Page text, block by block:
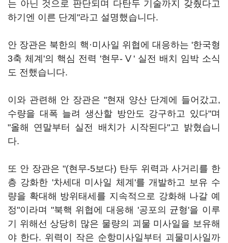
는 아닌 것으로 판단되며 다탄두 기술까지 갖췄다고
하기엔 이른 단계"라고 설명했습니다.
안 장관은 북한의 핵·미사일 위협에 대응하는 '한국형
3축 체계'의 핵심 전력 '현무-Ⅴ' 실전 배치 임박 소식
도 전했습니다.
이와 관련해 안 장관은 "현재 양산 단계에 들어갔고,
수량을 대폭 늘려 생산할 방안도 강구하고 있다"며
"올해 연말부터 실전 배치가 시작된다"고 밝혔습니
다.
또 안 장관은 "(현무-5보다) 탄두 위력과 사거리를 한
층 강화한 '차세대 미사일 체계'를 개발하고 보유 수
량을 확대해 방위태세를 지속적으로 강화해 나갈 예
정"이라며 "북핵 위협에 대응해 '공포의 균형'을 이루
기 위해선 상당히 많은 물량의 괴물 미사일을 보유해
야 한다. 위력이 작은 순항미사일부터 괴물미사일까